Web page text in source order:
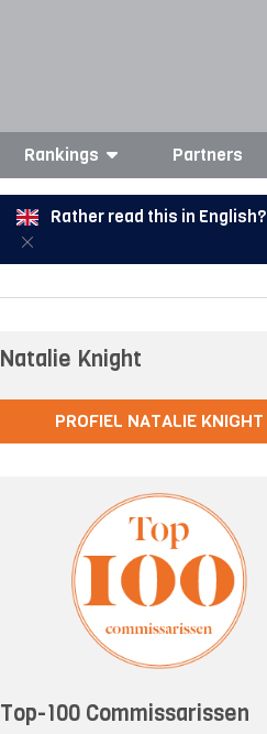
Rankings Partners
Rather read this in English?
Natalie Knight
PROFIEL NATALIE KNIGHT
Top-100 Commissarissen